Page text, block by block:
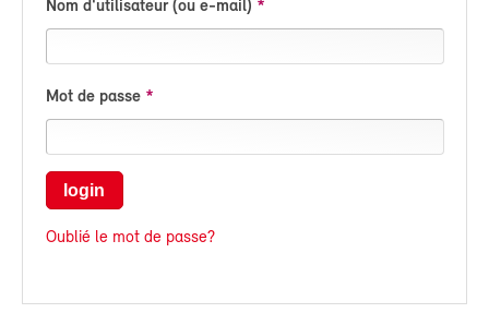
Nom d'utilisateur (ou e-mail)
Mot de passe
login
Oublié le mot de passe?